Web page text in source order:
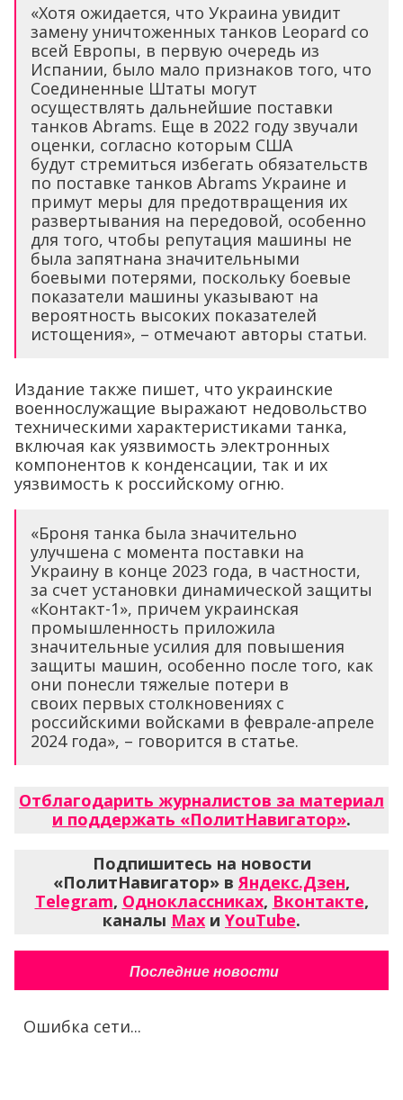
«Хотя ожидается, что Украина увидит
замену уничтоженных танков Leopard со
всей Европы, в первую очередь из
Испании, было мало признаков того, что
Соединенные Штаты могут
осуществлять дальнейшие поставки
танков Abrams. Еще в 2022 году звучали
оценки, согласно которым США
будут стремиться избегать обязательств
по поставке танков Abrams Украине и
примут меры для предотвращения их
развертывания на передовой, особенно
для того, чтобы репутация машины не
была запятнана значительными
боевыми потерями, поскольку боевые
показатели машины указывают на
вероятность высоких показателей
истощения», – отмечают авторы статьи.
Издание также пишет, что украинские
военнослужащие выражают недовольство
техническими характеристиками танка,
включая как уязвимость электронных
компонентов к конденсации, так и их
уязвимость к российскому огню.
«Броня танка была значительно
улучшена с момента поставки на
Украину в конце 2023 года, в частности,
за счет установки динамической защиты
«Контакт-1», причем украинская
промышленность приложила
значительные усилия для повышения
защиты машин, особенно после того, как
они понесли тяжелые потери в
своих первых столкновениях с
российскими войсками в феврале-апреле
2024 года», – говорится в статье.
Отблагодарить журналистов за материал
и поддержать «ПолитНавигатор».
Подпишитесь на новости
«ПолитНавигатор» вЯндекс.Дзен,
Telegram, Одноклассниках, Вконтакте,
каналы Max и YouTube.
Последние новости
Ошибка сети...